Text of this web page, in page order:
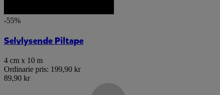
-55%
Selvlysende Piltape
4 cm x 10 m
Ordinarie pris: 199,90 kr
89,90 kr